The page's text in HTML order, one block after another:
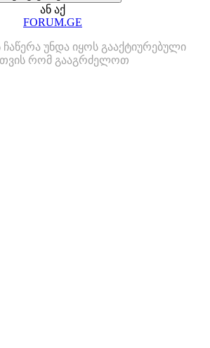
ან აქ
FORUM.GE
ჩაწერა უნდა იყოს გააქტიურებული
რომ გააგრძელოთ